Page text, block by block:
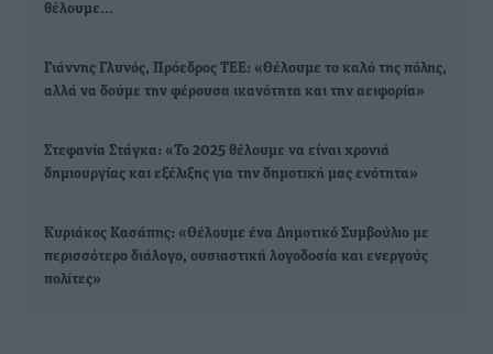
θέλουμε…
Γιάννης Γλυνός, Πρόεδρος ΤΕΕ: «Θέλουμε το καλό της πόλης,
αλλά να δούμε την φέρουσα ικανότητα και την αειφορία»
Στεφανία Στάγκα: «Το 2025 θέλουμε να είναι χρονιά
δημιουργίας και εξέλιξης για την δημοτική μας ενότητα»
Κυριάκος Κασάπης: «Θέλουμε ένα Δημοτικό Συμβούλιο με
περισσότερο διάλογο, ουσιαστική λογοδοσία και ενεργούς
πολίτες»